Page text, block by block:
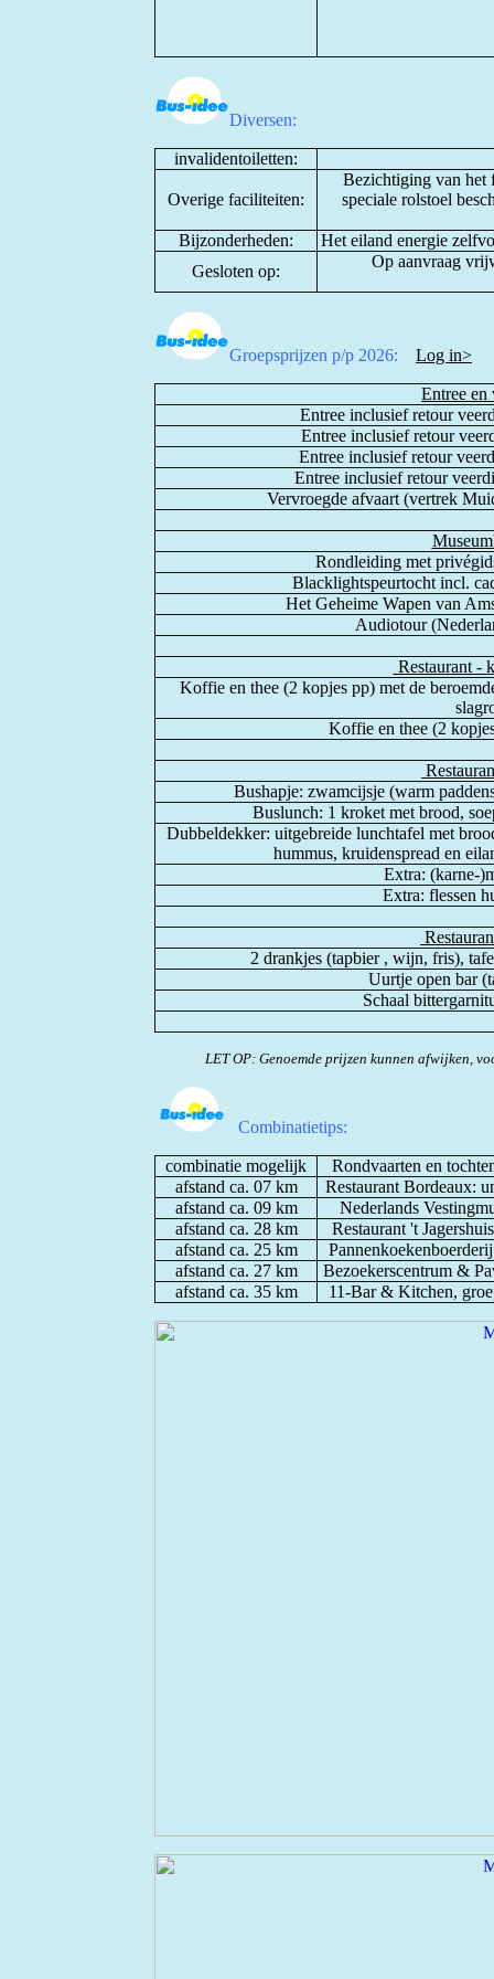
Diversen:
invalidentoiletten:
Overige faciliteiten:
Bezichtiging van het
speciale rolstoel
Bijzonderheden:
Het eiland energie
Gesloten op:
Op aanvraag
Groepsprijzen p/p 2026: Log in>
Entree en
Entree inclusief retour
Entree inclusief retour
Entree inclusief retour
Entree inclusief retour
Vervroegde afvaart (vertrek
Rondleiding met
Blacklightspeurtocht incl.
Het Geheime Wapen van
Audiotour
Restaurant -
Koffie en thee (2 kopjes pp) met de
Koffie en thee (2
Bushapje: zwamcijsje (warm
Buslunch: 1 kroket met brood,
Dubbeldekker: uitgebreide lunchtafel met
hummus, kruidenspread en
Extra: (karne-
Extra: flessen
2 drankjes (tapbier , wijn, fris),
Uurtje open bar
Schaal
LET OP: Genoemde prijzen kunnen afwijken,
Combinatietips:
combinatie mogelijk
Rondvaarten en
afstand ca. 07 km
Restaurant Bordeaux:
afstand ca. 09 km
Nederlands
afstand ca. 28 km
Restaurant 't
afstand ca. 25 km
afstand ca. 27 km
Bezoekerscentrum &
afstand ca. 35 km
11-Bar & Kitchen,